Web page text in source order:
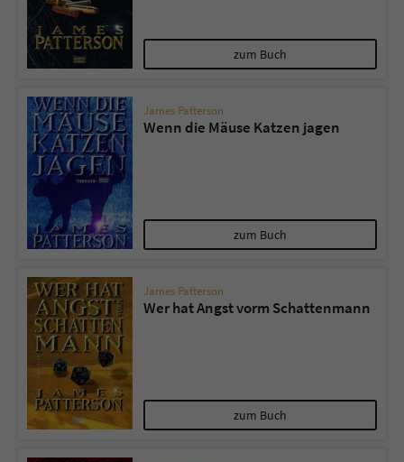
zum Buch
James Patterson
Wenn die Mäuse Katzen jagen
zum Buch
James Patterson
Wer hat Angst vorm Schattenmann
zum Buch